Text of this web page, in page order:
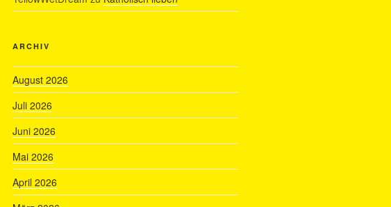
ARCHIV
August 2026
Juli 2026
Juni 2026
Mai 2026
April 2026